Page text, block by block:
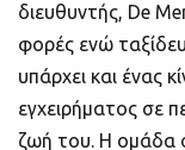
διευθυντής, De
φορές ενώ
υπάρχει και ένας
εγχειρήματος σε
ζωή του. Η ομάδα